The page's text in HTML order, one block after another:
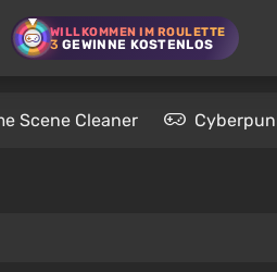
WILLKOMMEN IM ROULETTE
3 GEWINNE KOSTENLOS
Scene Cleaner